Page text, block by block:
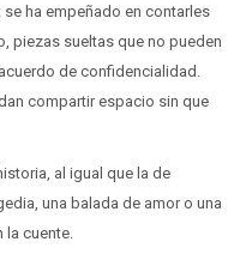
ha empeñado en contarles
piezas sueltas que no pueden
de confidencialidad.
compartir espacio sin que
al igual que la de
una balada de amor o una
cuente.